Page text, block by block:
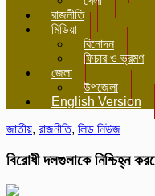
রাজনীতি
মিডিয়া
বিনোদন
ফিচার ও ভ্রমণ
জেলা
উপজেলা
English Version
জাতীয়, রাজনীতি, লিড নিউজ
বিরোধী দলগুলাকে নিশ্চিহ্ন